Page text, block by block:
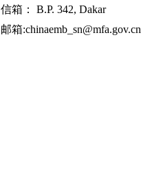
信箱： B.P. 342, Dakar
邮箱:chinaemb_sn@mfa.gov.cn